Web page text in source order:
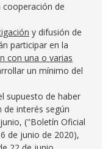
cooperación de
y difusión de
participar en la
con una o varias
un mínimo del
supuesto de haber
interés según
("Boletín Oficial
de junio de 2020),